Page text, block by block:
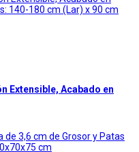
Extensible, Acabado en